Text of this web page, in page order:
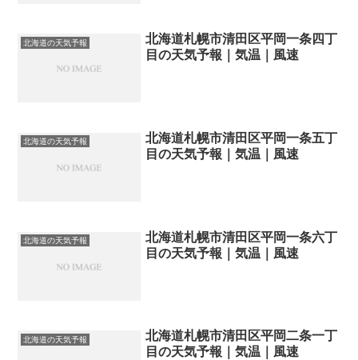
北海道の天気予報
北海道札幌市清田区平岡一条四丁
目の天気予報｜気温｜風速
北海道の天気予報
北海道札幌市清田区平岡一条五丁
目の天気予報｜気温｜風速
北海道の天気予報
北海道札幌市清田区平岡一条六丁
目の天気予報｜気温｜風速
北海道の天気予報
北海道札幌市清田区平岡二条一丁
目の天気予報｜気温｜風速